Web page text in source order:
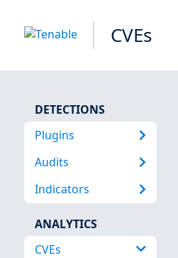
CVEs
DETECTIONS
Plugins
Audits
Indicators
ANALYTICS
CVEs